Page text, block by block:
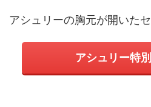
アシュリーの胸元が開いた
アシュリー特